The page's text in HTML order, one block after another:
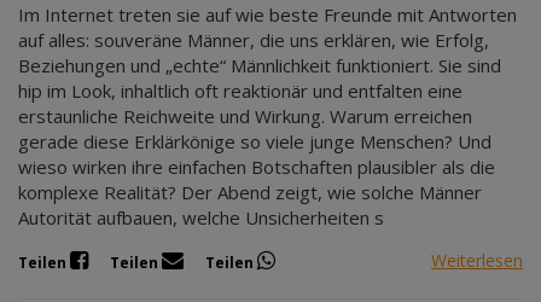
Im Internet treten sie auf wie beste Freunde mit Antworten
auf alles: souveräne Männer, die uns erklären, wie Erfolg,
Beziehungen und „echte“ Männlichkeit funktioniert. Sie sind
hip im Look, inhaltlich oft reaktionär und entfalten eine
erstaunliche Reichweite und Wirkung. Warum erreichen
gerade diese Erklärkönige so viele junge Menschen? Und
wieso wirken ihre einfachen Botschaften plausibler als die
komplexe Realität? Der Abend zeigt, wie solche Männer
Autorität aufbauen, welche Unsicherheiten s
Teilen Teilen Teilen Weiterlesen